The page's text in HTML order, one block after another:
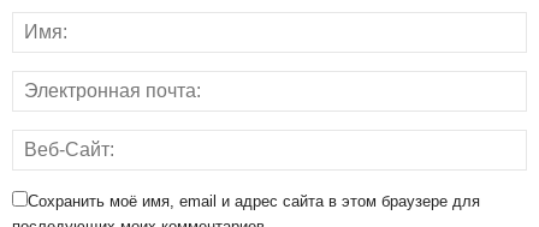
Сохранить моё имя, email и адрес сайта в этом браузере для